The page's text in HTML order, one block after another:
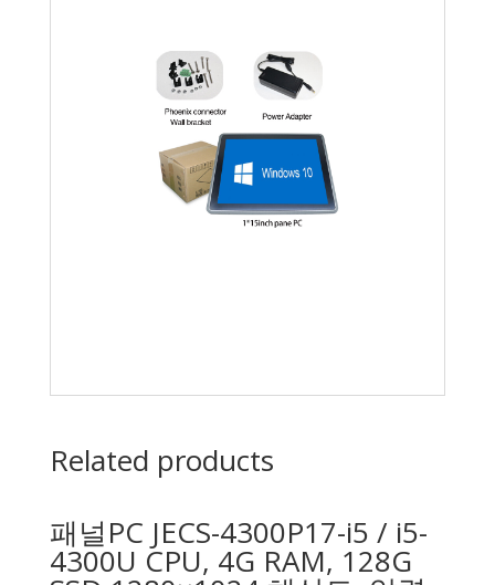
Related products
패널PC JECS-4300P17-i5 / i5-
4300U CPU, 4G RAM, 128G